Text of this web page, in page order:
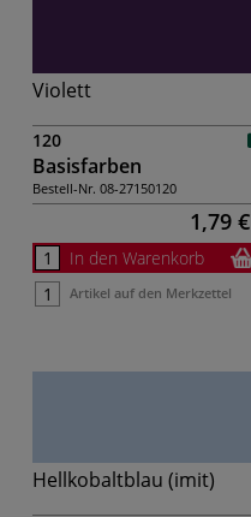
Violett
120
Basisfarben
Bestell-Nr. 08-27150120
1,79 €
In den Warenkorb
Artikel auf den Merkzettel
Hellkobaltblau (imit)